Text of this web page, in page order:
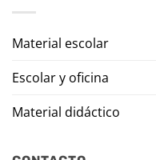
Material escolar
Escolar y oficina
Material didáctico